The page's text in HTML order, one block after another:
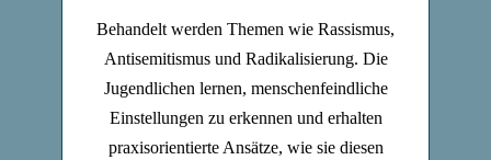
Behandelt werden Themen wie Rassismus,
Antisemitismus und Radikalisierung. Die
Jugendlichen lernen, menschenfeindliche
Einstellungen zu erkennen und erhalten
praxisorientierte Ansätze, wie sie diesen